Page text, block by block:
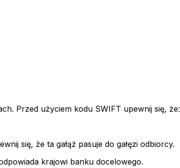
Przed użyciem kodu SWIFT upewnij się, że:
się, że ta gałąź pasuje do gałęzi odbiorcy.
krajowi banku docelowego.